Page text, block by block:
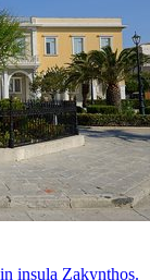
insula Zakynthos.